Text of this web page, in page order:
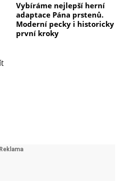
Vybíráme nejlepší herní
adaptace Pána prstenů.
Moderní pecky i historicky
první kroky